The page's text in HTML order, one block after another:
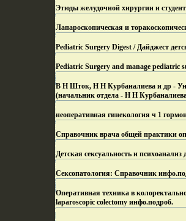
Этюды желудочной хирургии и
Лапароскопическая и
Pediatric Surgery Digest / Дайджест
Pediatric Surgery and manage pediatric
В Н Шток, Н Н Курбаналиева и др -
(начальник отдела - Н Н
неоперативная гинекология ч 1
Справочник врача общей практики
Детская сексуальность и
Сексопатология: Справочник инфо.
Оперативная техника в
laparoscopic colectomy инфо.подроб.